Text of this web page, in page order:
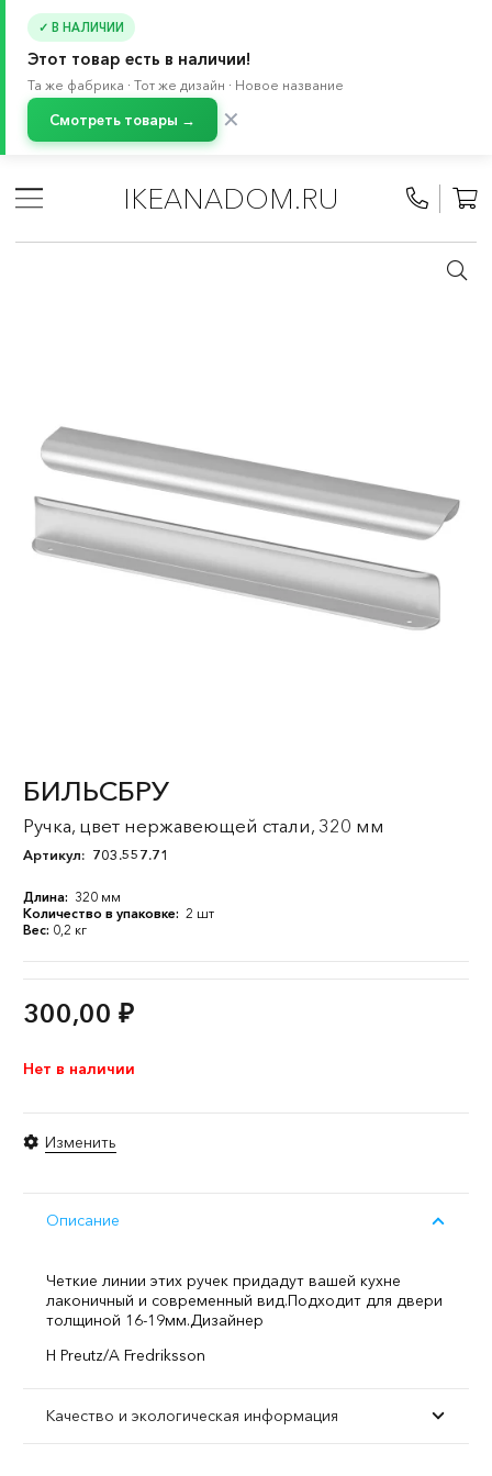
✓ В НАЛИЧИИ
Этот товар есть в наличии!
Та же фабрика · Тот же дизайн · Новое название
Смотреть товары → ✕
IKEANADOM.RU
/
Система хранения БЕСТО / Ручки
БИЛЬСБРУ
Ручка, цвет нержавеющей стали, 320 мм
Артикул: 703.557.71
Длина: 320 мм
Количество в упаковке: 2 шт
Вес: 0,2 кг
300,00 ₽
Нет в наличии
Изменить
Описание
Четкие линии этих ручек придадут вашей кухне
лаконичный и современный вид.Подходит для двери
толщиной 16-19мм.Дизайнер
H Preutz/A Fredriksson
Качество и экологическая информация